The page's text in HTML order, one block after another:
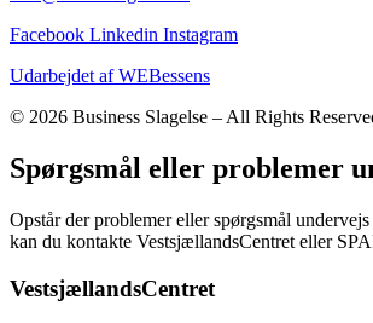
Facebook Linkedin Instagram
Udarbejdet af WEBessens
© 2026 Business Slagelse – All Rights
Spørgsmål eller problemer
Opstår der problemer eller spørgsmål
kan du kontakte VestsjællandsCentret eller
VestsjællandsCentret